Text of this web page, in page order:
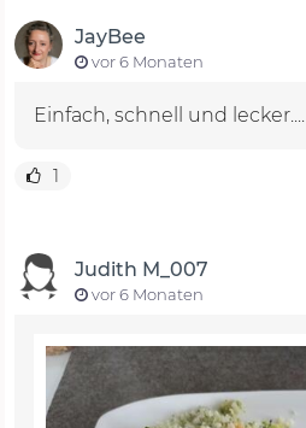
JayBee
vor 6 Monaten
Einfach, schnell und lecker....
1
Judith M_007
vor 6 Monaten